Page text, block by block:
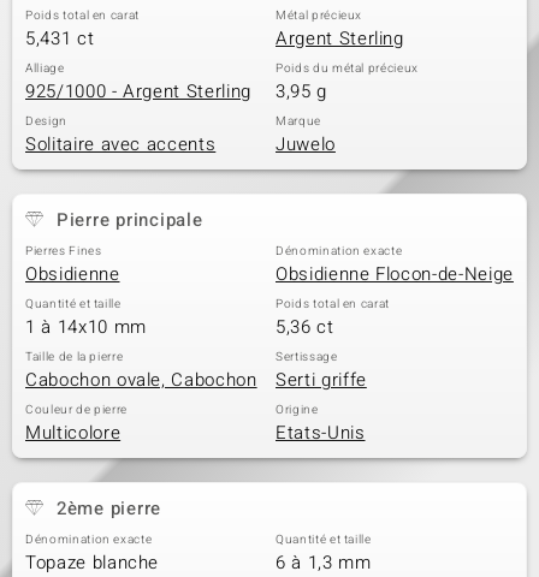
Poids total en carat
5,431 ct
Métal précieux
Argent Sterling
Alliage
925/1000 - Argent Sterling
Poids du métal précieux
3,95 g
Design
Solitaire avec accents
Marque
Juwelo
Pierre principale
Pierres Fines
Obsidienne
Dénomination exacte
Obsidienne Flocon-de-Neige
Quantité et taille
1 à 14x10 mm
Poids total en carat
5,36 ct
Taille de la pierre
Cabochon ovale, Cabochon
Sertissage
Serti griffe
Couleur de pierre
Multicolore
Origine
Etats-Unis
2ème pierre
Dénomination exacte
Topaze blanche
Quantité et taille
6 à 1,3 mm